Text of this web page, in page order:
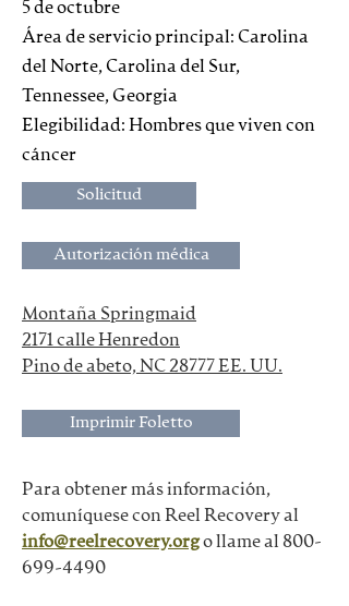
5 de octubre
Área de servicio principal: Carolina
del Norte, Carolina del Sur,
Tennessee, Georgia
Elegibilidad: Hombres que viven con
cáncer
Solicitud
Autorización médica
Montaña Springmaid
2171 calle Henredon
Pino de abeto, NC 28777 EE. UU.
Imprimir Foletto
Para obtener más información,
comuníquese con Reel Recovery al
info@reelrecovery.orgo llame al 800-
699-4490